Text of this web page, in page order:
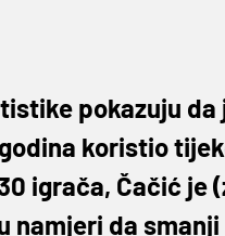
pokazuju da
koristio
igrača, Čačić je
namjeri da